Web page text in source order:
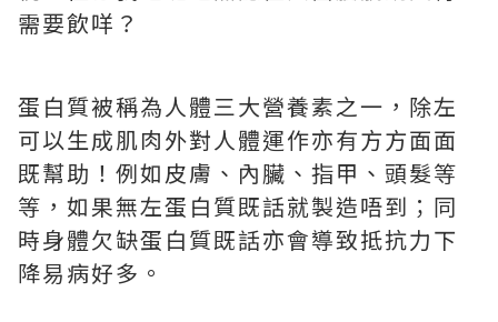
需要飲咩？
蛋白質被稱為人體三大營養素之一，除左
可以生成肌肉外對人體運作亦有方方面面
既幫助！例如皮膚、內臟、指甲、頭髮等
等，如果無左蛋白質既話就製造唔到；同
時身體欠缺蛋白質既話亦會導致抵抗力下
降易病好多。